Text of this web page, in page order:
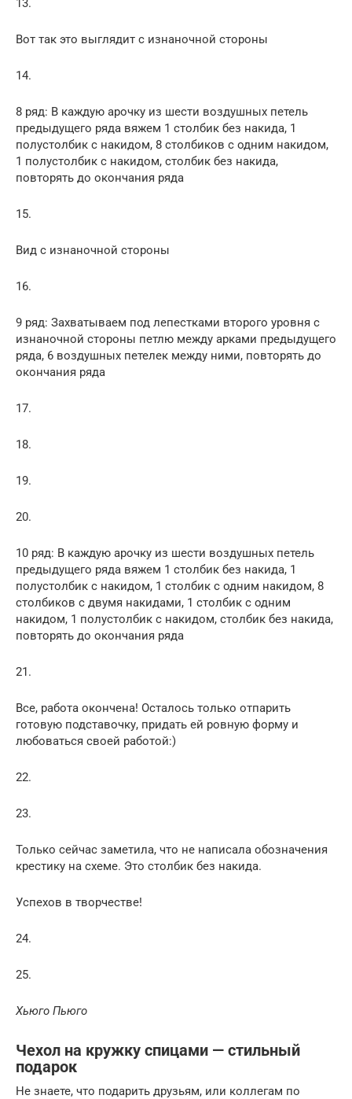
13.
Вот так это выглядит с изнаночной стороны
14.
8 ряд: В каждую арочку из шести воздушных петель
предыдущего ряда вяжем 1 столбик без накида, 1
полустолбик с накидом, 8 столбиков с одним накидом,
1 полустолбик с накидом, столбик без накида,
повторять до окончания ряда
15.
Вид с изнаночной стороны
16.
9 ряд: Захватываем под лепестками второго уровня с
изнаночной стороны петлю между арками предыдущего
ряда, 6 воздушных петелек между ними, повторять до
окончания ряда
17.
18.
19.
20.
10 ряд: В каждую арочку из шести воздушных петель
предыдущего ряда вяжем 1 столбик без накида, 1
полустолбик с накидом, 1 столбик с одним накидом, 8
столбиков с двумя накидами, 1 столбик с одним
накидом, 1 полустолбик с накидом, столбик без накида,
повторять до окончания ряда
21.
Все, работа окончена! Осталось только отпарить
готовую подставочку, придать ей ровную форму и
любоваться своей работой:)
22.
23.
Только сейчас заметила, что не написала обозначения
крестику на схеме. Это столбик без накида.
Успехов в творчестве!
24.
25.
Хьюго Пьюго
Чехол на кружку спицами — стильный
подарок
Не знаете, что подарить друзьям, или коллегам по